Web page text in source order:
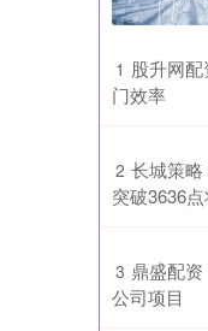
1 股升网
门效率
2 长城策
突破3636
3 鼎盛配
公司项目